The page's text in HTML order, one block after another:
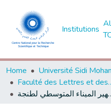
Institutions
Home
Faculté des Lettres
بظهير الميناء المتوسطي لطنجة